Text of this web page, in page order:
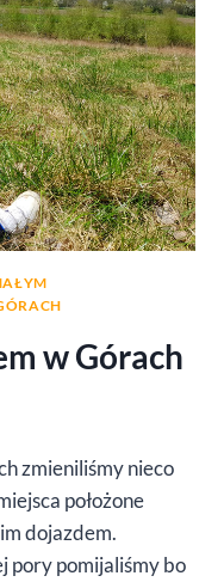
w Górach
zmieniliśmy nieco
położone
dojazdem.
pory pomijaliśmy bo